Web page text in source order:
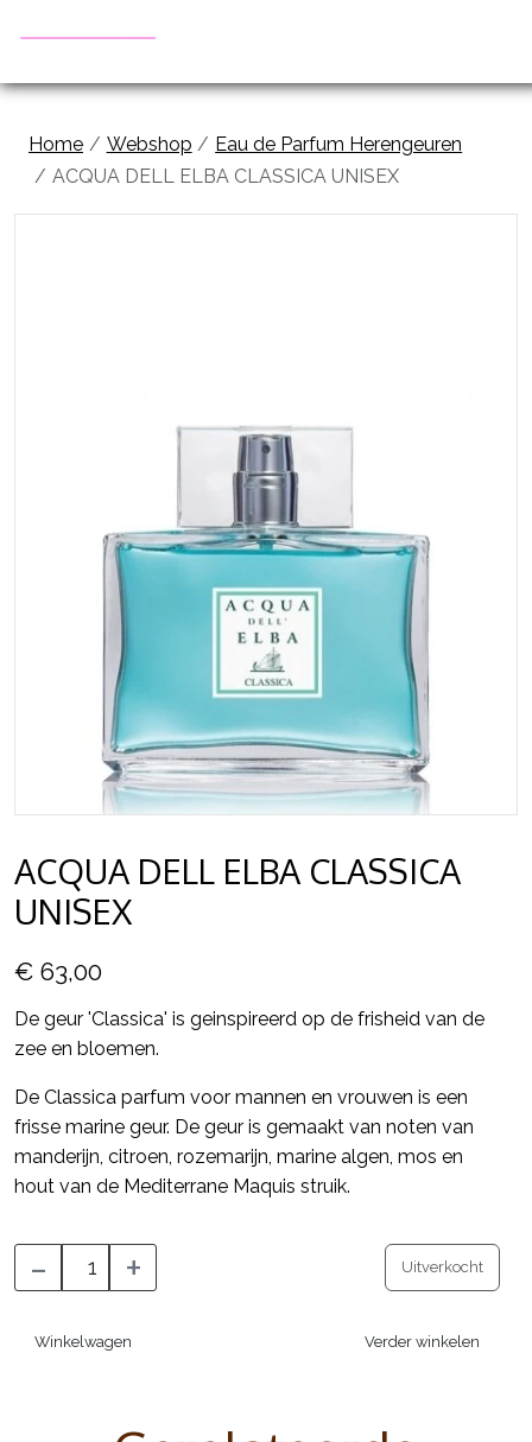
Home Webshop
Eau de Parfum Herengeuren
ACQUA DELL ELBA CLASSICA UNISEX
ACQUA DELL ELBA CLASSICA
UNISEX
€ 63,00
De geur 'Classica' is geinspireerd op de frisheid van de
zee en bloemen.
De Classica parfum voor mannen en vrouwen is een
frisse marine geur. De geur is gemaakt van noten van
manderijn, citroen, rozemarijn, marine algen, mos en
hout van de Mediterrane Maquis struik.
- + Uitverkocht
Winkelwagen Verder winkelen